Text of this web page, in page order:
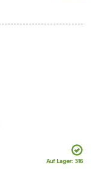
Auf Lager: 316